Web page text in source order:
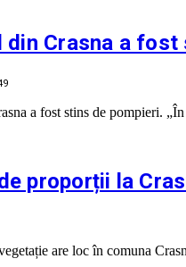
din Crasna a
a fost stins de pompieri.
proporții la
are loc în comuna